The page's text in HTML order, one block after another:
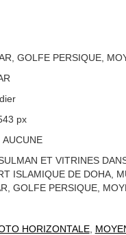
GOLFE PERSIQUE,
px
AUCUNE
ET VITRINES
ISLAMIQUE DE DOHA,
GOLFE PERSIQUE,
HORIZONTALE,